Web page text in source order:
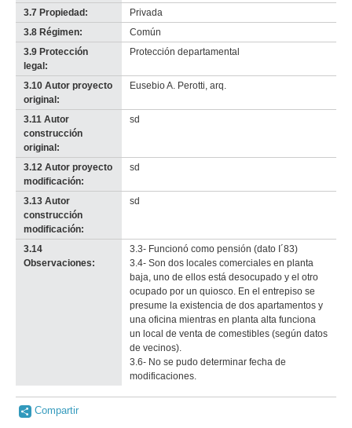
3.7 Propiedad:
Privada
3.8 Régimen:
Común
3.9 Protección
legal:
Protección departamental
3.10 Autor proyecto
original:
Eusebio A. Perotti, arq.
3.11 Autor
construcción
original:
sd
3.12 Autor proyecto
modificación:
sd
3.13 Autor
construcción
modificación:
sd
3.14
Observaciones:
3.3- Funcionó como pensión (dato I´83)
3.4- Son dos locales comerciales en planta
baja, uno de ellos está desocupado y el otro
ocupado por un quiosco. En el entrepiso se
presume la existencia de dos apartamentos y
una oficina mientras en planta alta funciona
un local de venta de comestibles (según datos
de vecinos).
3.6- No se pudo determinar fecha de
modificaciones.
Compartir